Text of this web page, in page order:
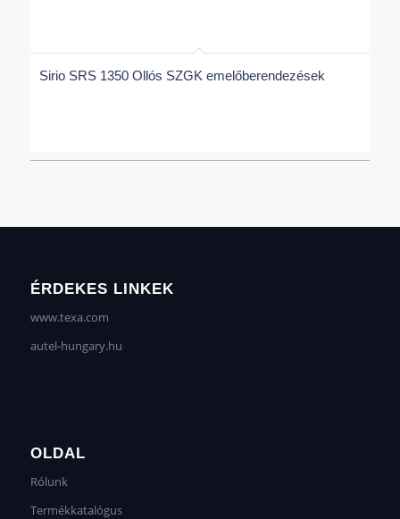
Sirio SRS 1350 Ollós SZGK emelőberendezések
ÉRDEKES LINKEK
www.texa.com
autel-hungary.hu
OLDAL
Rólunk
Termékkatalógus